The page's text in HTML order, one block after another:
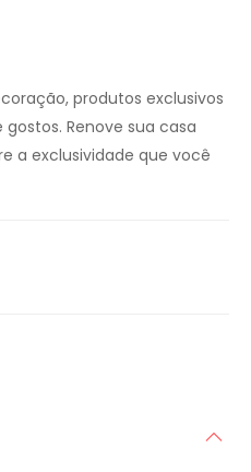
produtos exclusivos
Renove sua casa
a exclusividade que você